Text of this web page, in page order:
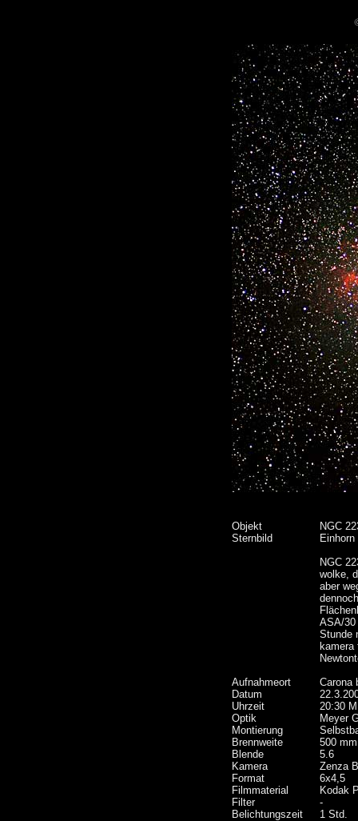
Objekt
NGC
Sternbild
Einhorn
NGC
wolke,
aber
ASA/30
Stunde
Aufnahmeort
Carona
Datum
Uhrzeit
20:30
Optik
Meyer
Montierung
Brennweite
500 mm
Blende
5.6
Kamera
Zenza
Format
6x4,5
Filmmaterial
Kodak
Filter
-
Belichtungszeit
1 Std.